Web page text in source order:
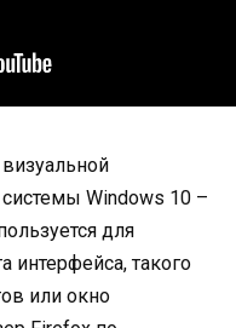
Windows 10 –
для
интерфейса, такого
или окно